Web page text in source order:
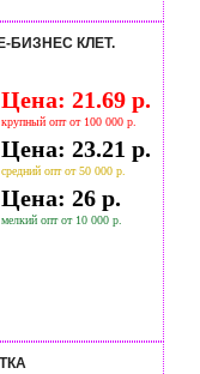
БИЗНЕС КЛЕТ.
Цена: 21.69 р.
крупный опт от 100 000 р.
Цена: 23.21 р.
средний опт от 50 000 р.
Цена: 26 р.
мелкий опт от 10 000 р.